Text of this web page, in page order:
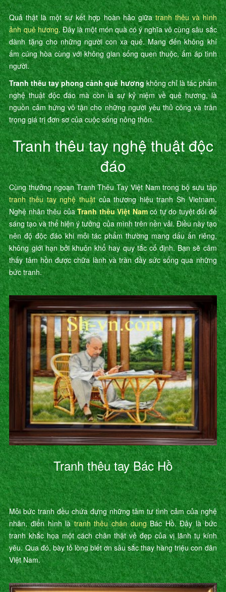
Quả thật là một sự kết hợp hoàn hảo giữatranh thêu và hình
ảnh quê hương. Đây là một món quà có ý nghĩa vô cùng sâu sắc
dành tặng cho những người con xa quê. Mang đến không khí
ấm cúng hòa cùng với không gian sống quen thuộc, ấm áp tình
người.
Tranh thêu tay phong cảnh quê hươngkhông chỉ là tác phẩm
nghệ thuật độc đáo mà còn là sự kỷ niệm về quê hương, là
nguồn cảm hứng vô tận cho những người yêu thủ công và trân
trọng giá trị đơn sơ của cuộc sống nông thôn.
Tranh thêu tay nghệ thuật độc
đáo
Cùng thưởng ngoạn Tranh Thêu Tay Việt Nam trong bộ sưu tập
tranh thêu tay nghệ thuậtcủa thương hiệu tranh Sh Vietnam.
Nghệ nhân thêu củaTranh thêu Việt Namcó tự do tuyệt đối để
sáng tạo và thể hiện ý tưởng của mình trên nền vải. Điều này tạo
nên độ độc đáo khi mỗi tác phẩm thường mang dấu ấn riêng,
không giới hạn bởi khuôn khổ hay quy tắc cố định. Bạn sẽ cảm
thấy tâm hồn được chữa lành và tràn đầy sức sống qua những
bức tranh.
Tranh thêu tay Bác Hồ
Mỗi bức tranh đều chứa đựng những tâm tư tình cảm của nghệ
nhân, điển hình làtranh thêu chân dungBác Hồ. Đây là bức
tranh khắc họa một cách chân thật vẻ đẹp của vị lãnh tụ kính
yêu. Qua đó, bày tỏ lòng biết ơn sâu sắc thay hàng triệu con dân
Việt Nam.